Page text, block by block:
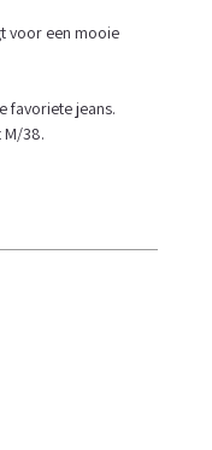
voor een mooie
favoriete jeans.
M/38.